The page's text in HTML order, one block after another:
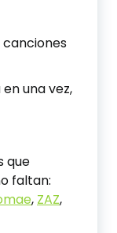
canciones
una vez,
que
faltan:
, ZAZ,